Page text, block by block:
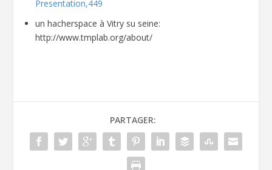
Presentation,449
un hacherspace à Vitry su seine:
http://www.tmplab.org/about/
PARTAGER: